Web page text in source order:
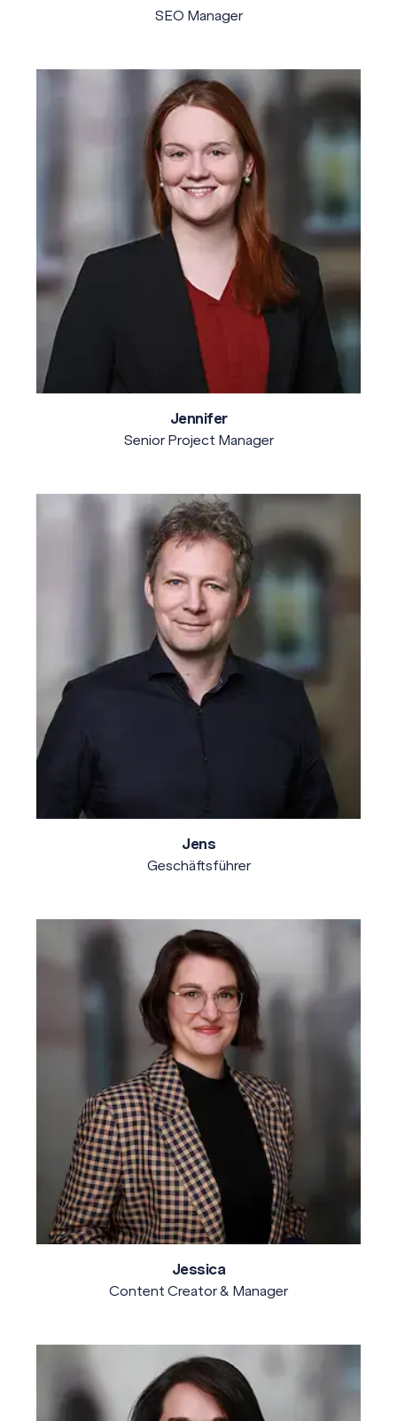
SEO Manager
Jennifer
Senior Project Manager
Jens
Geschäftsführer
Jessica
Content Creator & Manager